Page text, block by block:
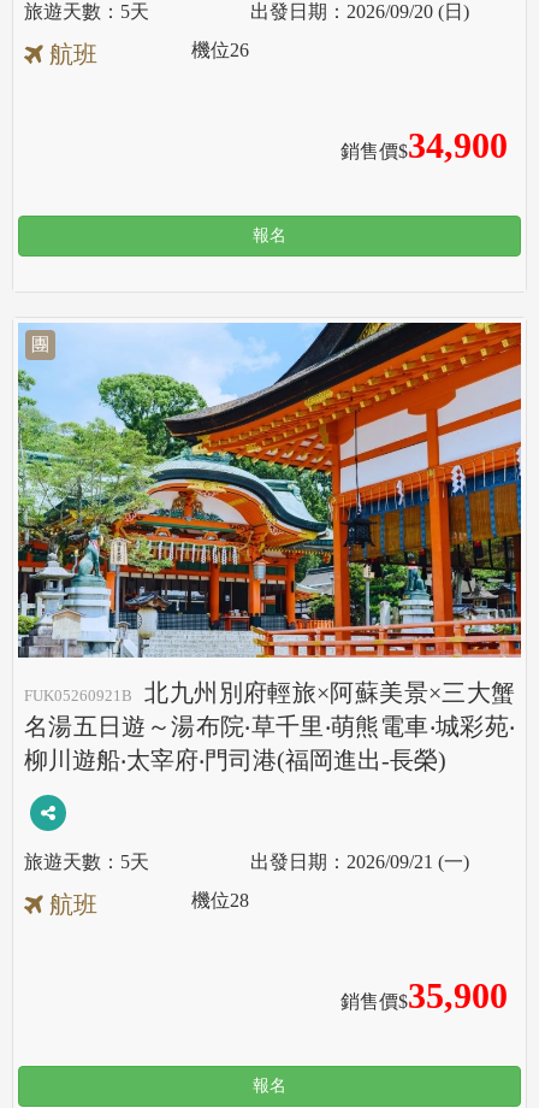
5天 2026/09/20 (日)
航班
銷售價$34,900
機位26
報名
團
FUK05260921B
北九州別府輕旅×阿蘇美景×三大蟹
名湯五日遊～湯布院‧草千里‧萌熊電車‧城彩苑‧
柳川遊船‧太宰府‧門司港(福岡進出-長榮)
5天 2026/09/21 (一)
航班
銷售價$35,900
機位28
報名